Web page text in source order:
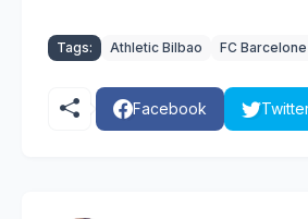
Tags: Athletic Bilbao FC Barcelone
Facebook